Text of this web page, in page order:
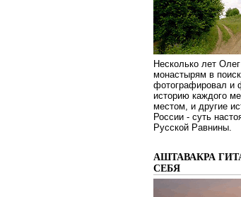
Несколько лет
монастырям в
фотографировал и
историю каждого
местом, и другие
России - суть
Русской Равнины.
АШТАВАКРА
СЕБЯ